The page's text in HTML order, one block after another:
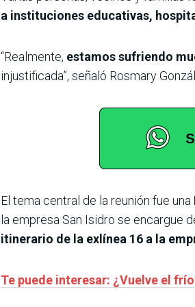
a instituciones educativas,
“Realmente, estamos sufriendo
injustificada”, señaló Rosmary
El tema central de la reunión fue una
la empresa San Isidro se encargue
itinerario de la exlínea 16 a la
Te puede interesar: ¿Vuelve el